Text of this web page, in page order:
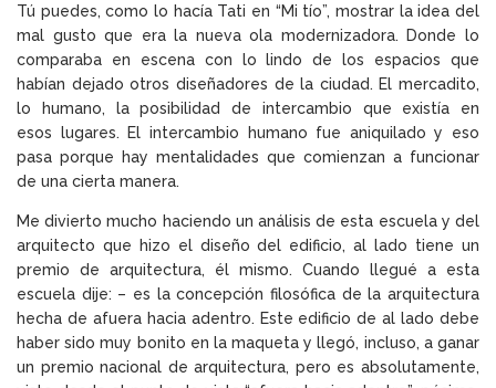
Tú puedes, como lo hacía Tati en “Mi tío”, mostrar la idea del
mal gusto que era la nueva ola modernizadora. Donde lo
comparaba en escena con lo lindo de los espacios que
habían dejado otros diseñadores de la ciudad. El mercadito,
lo humano, la posibilidad de intercambio que existía en
esos lugares. El intercambio humano fue aniquilado y eso
pasa porque hay mentalidades que comienzan a funcionar
de una cierta manera.
Me divierto mucho haciendo un análisis de esta escuela y del
arquitecto que hizo el diseño del edificio, al lado tiene un
premio de arquitectura, él mismo. Cuando llegué a esta
escuela dije: – es la concepción filosófica de la arquitectura
hecha de afuera hacia adentro. Este edificio de al lado debe
haber sido muy bonito en la maqueta y llegó, incluso, a ganar
un premio nacional de arquitectura, pero es absolutamente,